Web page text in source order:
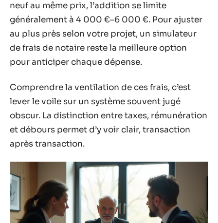
neuf au même prix, l’addition se limite
généralement à 4 000 €–6 000 €. Pour ajuster
au plus près selon votre projet, un simulateur
de frais de notaire reste la meilleure option
pour anticiper chaque dépense.
Comprendre la ventilation de ces frais, c’est
lever le voile sur un système souvent jugé
obscur. La distinction entre taxes, rémunération
et débours permet d’y voir clair, transaction
après transaction.